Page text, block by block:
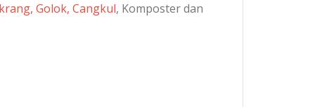
Golok, Cangkul, Komposter dan